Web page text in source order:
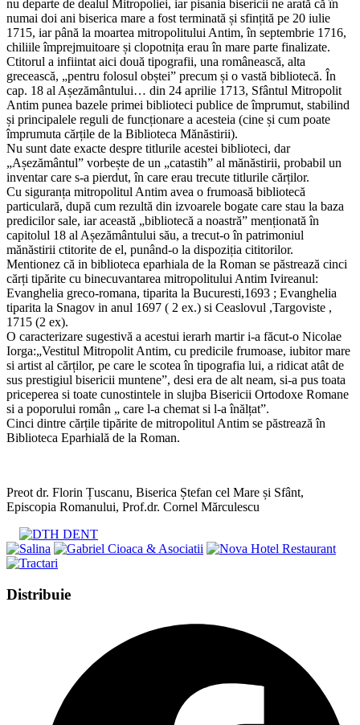
nu departe de dealul Mitropoliei, iar pisania bisericii ne arată că în
numai doi ani biserica mare a fost terminată și sfințită pe 20 iulie
1715, iar până la moartea mitropolitului Antim, în septembrie 1716,
chiliile împrejmuitoare și clopotnița erau în mare parte finalizate.
Ctitorul a infiintat aici două tipografii, una românească, alta
grecească, „pentru folosul obștei” precum și o vastă bibliotecă. În
cap. 18 al Așezământului… din 24 aprilie 1713, Sfântul Mitropolit
Antim punea bazele primei biblioteci publice de împrumut, stabilind
și principalele reguli de funcționare a acesteia (cine și cum poate
împrumuta cărțile de la Biblioteca Mănăstirii).
Nu sunt date exacte despre titlurile acestei biblioteci, dar
„Așezământul” vorbește de un „catastih” al mănăstirii, probabil un
inventar care s-a pierdut, în care erau trecute titlurile cărților.
Cu siguranța mitropolitul Antim avea o frumoasă bibliotecă
particulară, după cum rezultă din izvoarele bogate care stau la baza
predicilor sale, iar această „bibliotecă a noastră” menționată în
capitolul 18 al Așezământului său, a trecut-o în patrimoniul
mănăstirii ctitorite de el, punând-o la dispoziția cititorilor.
Mentionez că in biblioteca eparhiala de la Roman se păstrează cinci
cărți tipărite cu binecuvantarea mitropolitului Antim Ivireanul:
Evanghelia greco-romana, tiparita la Bucuresti,1693 ; Evanghelia
tiparita la Snagov in anul 1697 ( 2 ex.) si Ceaslovul ,Targoviste ,
1715 (2 ex).
O caracterizare sugestivă a acestui ierarh martir i-a făcut-o Nicolae
Iorga:„Vestitul Mitropolit Antim, cu predicile frumoase, iubitor mare
si artist al cărților, pe care le scotea în tipografia lui, a ridicat atât de
sus prestigiul bisericii muntene”, desi era de alt neam, si-a pus toata
priceperea si toate cunostintele in slujba Bisericii Ortodoxe Romane
si a poporului român „ care l-a chemat si l-a înălțat”.
Cinci dintre cărțile tipărite de mitropolitul Antim se păstrează în
Biblioteca Eparhială de la Roman.
Preot dr. Florin Țuscanu, Biserica Ștefan cel Mare și Sfânt,
Episcopia Romanului, Prof.dr. Cornel Mărculescu
DistribuieShare
window